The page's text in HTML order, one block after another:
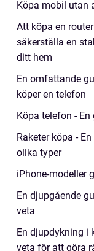
Köpa mobil utan
Att köpa en
säkerställa en
ditt hem
En omfattande
köper en telefon
Köpa telefon -
Raketer köpa -
olika typer
iPhone-modeller
En djupgående
veta
En djupdykning i
veta för att göra